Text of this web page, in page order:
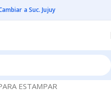
a Suc. Jujuy
ESTAMPAR